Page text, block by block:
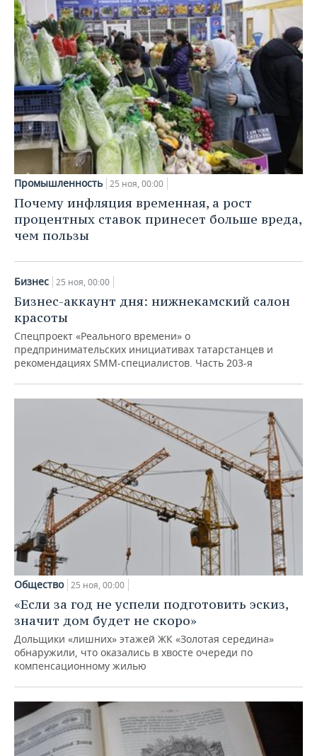
Промышленность 25 ноя, 00:00
Почему инфляция временная, а рост
процентных ставок принесет больше вреда,
чем пользы
Бизнес 25 ноя, 00:00
Бизнес-аккаунт дня: нижнекамский салон
красоты
Спецпроект «Реального времени» о
предпринимательских инициативах татарстанцев и
рекомендациях SMM-специалистов. Часть 203-я
Общество 25 ноя, 00:00
«Если за год не успели подготовить эскиз,
значит дом будет не скоро»
Дольщики «лишних» этажей ЖК «Золотая середина»
обнаружили, что оказались в хвосте очереди по
компенсационному жилью